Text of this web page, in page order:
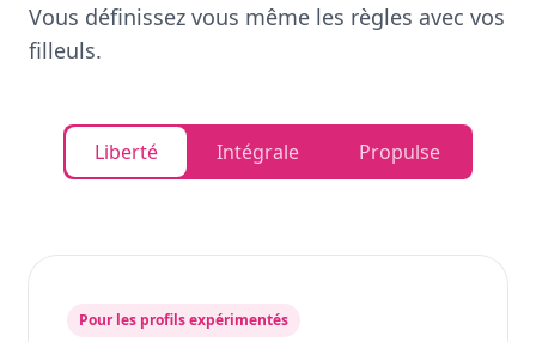
Vous définissez vous même les règles avec vos
filleuls.
Liberté Intégrale Propulse
Pour les profils expérimentés